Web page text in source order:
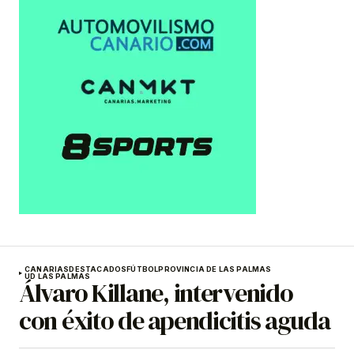
CANARIAS DESTACADOS FÚTBOLPROVINCIA DE LAS PALMAS
UD LAS PALMAS
Álvaro Killane, intervenido
con éxito de apendicitis aguda